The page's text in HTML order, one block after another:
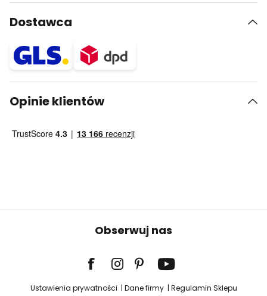
Dostawca
Opinie klientów
Obserwuj nas
Ustawienia prywatności Dane firmy Regulamin Sklepu